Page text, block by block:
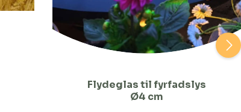
Flydeglas til fyrfadslys
Ø4 cm